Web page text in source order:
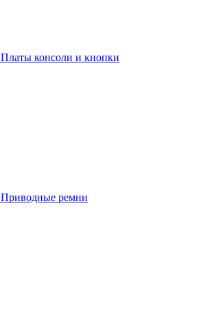
Платы консоли и кнопки
Приводные ремни